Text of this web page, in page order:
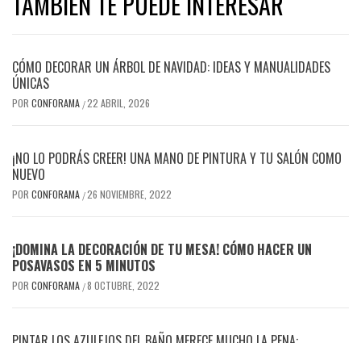
CÓMO DECORAR UN ÁRBOL DE NAVIDAD: IDEAS Y MANUALIDADES
ÚNICAS
POR CONFORAMA /22 ABRIL, 2026
¡NO LO PODRÁS CREER! UNA MANO DE PINTURA Y TU SALÓN COMO
NUEVO
POR CONFORAMA /26 NOVIEMBRE, 2022
¡DOMINA LA DECORACIÓN DE TU MESA! CÓMO HACER UN
POSAVASOS EN 5 MINUTOS
POR CONFORAMA /8 OCTUBRE, 2022